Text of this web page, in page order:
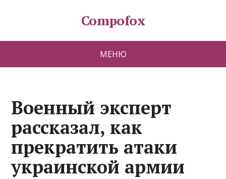
Compofox
МЕНЮ
Военный эксперт
рассказал, как
прекратить атаки
украинской армии